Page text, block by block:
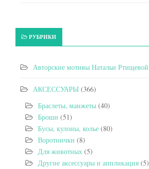
РУБРИКИ
Авторские мотивы Натальи Ртищевой
АКСЕССУАРЫ (366)
Браслеты, манжеты (40)
Броши (51)
Бусы, кулоны, колье (80)
Воротнички (8)
Для животных (5)
Другие аксессуары и аппликация (5)